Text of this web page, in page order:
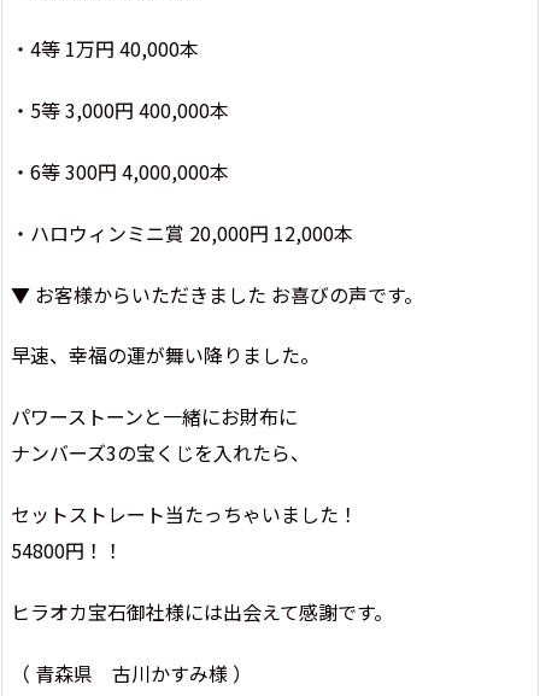
・4等 1万円 40,000本
・5等 3,000円 400,000本
・6等 300円 4,000,000本
・ハロウィンミニ賞 20,000円 12,000本
▼ お客様からいただきました お喜びの声です。
早速、幸福の運が舞い降りました。
パワーストーンと一緒にお財布に
ナンバーズ3の宝くじを入れたら、
セットストレート当たっちゃいました！
54800円！！
ヒラオカ宝石御社様には出会えて感謝です。
（ 青森県 古川かすみ様 ）